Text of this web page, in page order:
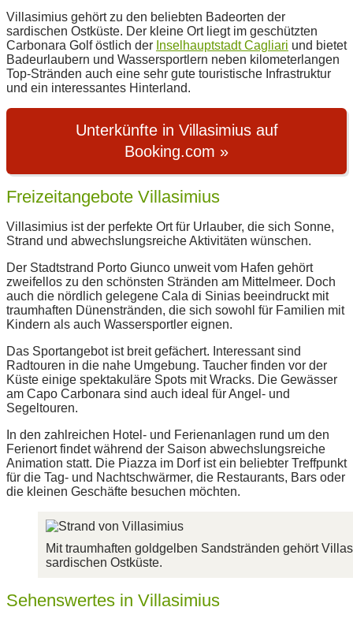
Villasimius gehört zu den beliebten Badeorten der
sardischen Ostküste. Der kleine Ort liegt im geschützten
Carbonara Golf östlich der Inselhauptstadt Cagliari und bietet
Badeurlaubern und Wassersportlern neben kilometerlangen
Top-Stränden auch eine sehr gute touristische Infrastruktur
und ein interessantes Hinterland.
Unterkünfte in Villasimius auf
Booking.com »
Freizeitangebote Villasimius
Villasimius ist der perfekte Ort für Urlauber, die sich Sonne,
Strand und abwechslungsreiche Aktivitäten wünschen.
Der Stadtstrand Porto Giunco unweit vom Hafen gehört
zweifellos zu den schönsten Stränden am Mittelmeer. Doch
auch die nördlich gelegene Cala di Sinias beeindruckt mit
traumhaften Dünenstränden, die sich sowohl für Familien mit
Kindern als auch Wassersportler eignen.
Das Sportangebot ist breit gefächert. Interessant sind
Radtouren in die nahe Umgebung. Taucher finden vor der
Küste einige spektakuläre Spots mit Wracks. Die Gewässer
am Capo Carbonara sind auch ideal für Angel- und
Segeltouren.
In den zahlreichen Hotel- und Ferienanlagen rund um den
Ferienort findet während der Saison abwechslungsreiche
Animation statt. Die Piazza im Dorf ist ein beliebter Treffpunkt
für die Tag- und Nachtschwärmer, die Restaurants, Bars oder
die kleinen Geschäfte besuchen möchten.
Mit traumhaften goldgelben Sandstränden gehört
sardischen Ostküste.
Sehenswertes in Villasimius